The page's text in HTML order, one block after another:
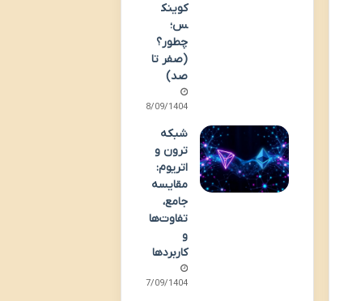
کوینک
س؛
چطور؟
(صفر تا
صد)
28/09/1404
شبکه
ترون و
اتریوم:
مقایسه
جامع،
تفاوت‌ها
و
کاربردها
27/09/1404